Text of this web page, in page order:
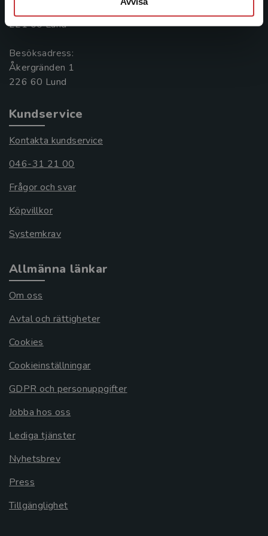
221 00 Lund
Besöksadress:
Åkergränden 1
Kundservice
Kontakta kundservice
046-31 21 00
Frågor och svar
Köpvillkor
Systemkrav
Allmänna länkar
Om oss
Avtal och rättigheter
Cookies
Cookieinställningar
GDPR och personuppgifter
Jobba hos oss
Lediga tjänster
Nyhetsbrev
Press
Tillgänglighet